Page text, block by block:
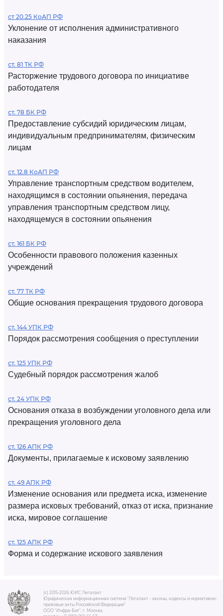
ст 20.25 КоАП РФ
Уклонение от исполнения административного
наказания
ст. 81 ТК РФ
Расторжение трудового договора по инициативе
работодателя
ст. 78 БК РФ
Предоставление субсидий юридическим лицам,
индивидуальным предпринимателям, физическим
лицам
ст. 12.8 КоАП РФ
Управление транспортным средством водителем,
находящимся в состоянии опьянения, передача
управления транспортным средством лицу,
находящемуся в состоянии опьянения
ст. 161 БК РФ
Особенности правового положения казенных
учреждений
ст. 77 ТК РФ
Общие основания прекращения трудового договора
ст. 144 УПК РФ
Порядок рассмотрения сообщения о преступлении
ст. 125 УПК РФ
Судебный порядок рассмотрения жалоб
ст. 24 УПК РФ
Основания отказа в возбуждении уголовного дела или
прекращения уголовного дела
ст. 126 АПК РФ
Документы, прилагаемые к исковому заявлению
ст. 49 АПК РФ
Изменение основания или предмета иска, изменение
размера исковых требований, отказ от иска, признание
иска, мировое соглашение
ст. 125 АПК РФ
Форма и содержание искового заявления
(c) 2015-2026 ЮИС Легалакт
Юридическая информационная система "Легалакт - законы, кодексы и нормативно-
правовые акты Российской Федерации"
ООО "Инфра-Бит", г. Москва.